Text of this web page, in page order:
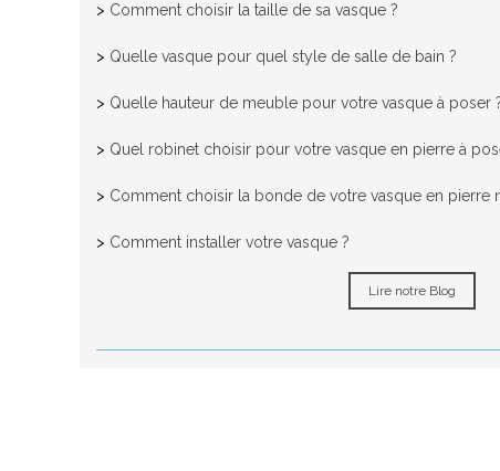
> Comment choisir la taille de sa vasque ?
> Quelle vasque pour quel style de salle de bain ?
> Quelle hauteur de meuble pour votre vasque à poser
> Quel robinet choisir pour votre vasque en pierre à
> Comment choisir la bonde de votre vasque en pierre
> Comment installer votre vasque ?
Lire notre Blog